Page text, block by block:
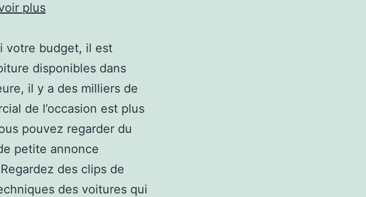
plus
votre budget, il est
disponibles dans
il y a des milliers de
de l’occasion est plus
pouvez regarder du
petite annonce
des clips de
des voitures qui